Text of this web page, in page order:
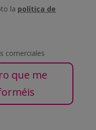
la política de
comerciales
que me